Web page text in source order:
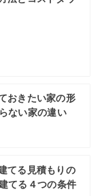
おきたい家の形
ない家の違い
てる見積もりの
てる４つの条件